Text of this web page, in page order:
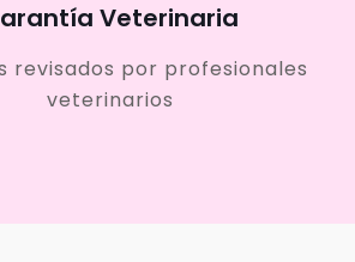
Veterinaria
revisados por profesionales
veterinarios